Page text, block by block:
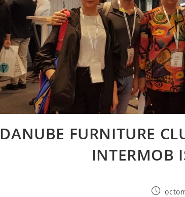
DANUBE FURNITURE
INTERMOB